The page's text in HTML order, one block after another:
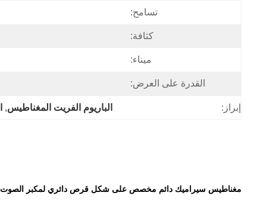
تسامح:
كثافة:
ميناء:
القدرة على العرض:
إبراز: الباريوم الفريت المغناطيس,
مغناطيس سيراميك دائم مخصص على شكل قرص دائري لمكبر الصوت D18 x 5mm